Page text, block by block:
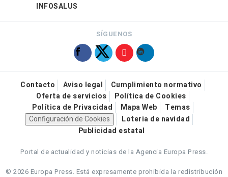
INFOSALUS
SÍGUENOS
Contacto Aviso legal
Cumplimiento normativo
Oferta de servicios
Política de Cookies
Política de Privacidad
Mapa Web
Temas
Configuración de Cookies
Loteria de navidad
Publicidad estatal
Portal de actualidad y noticias de la Agencia Europa Press.
© 2026 Europa Press. Está expresamente prohibida la redistribución